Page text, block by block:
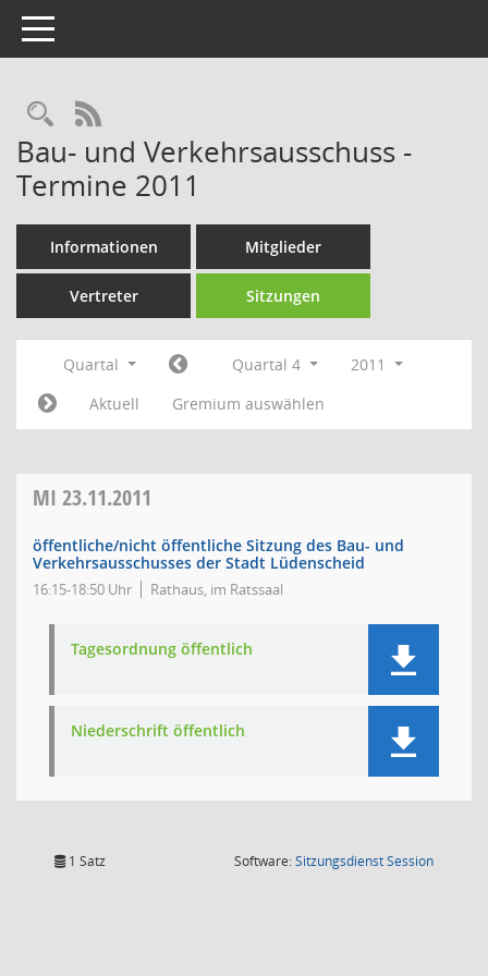
Toggle navigation
Rechercheauswahl
RSS-Feed
Bau- und Verkehrsausschuss -
Termine 2011
Informationen Mitglieder
Vertreter Sitzungen
Quartal Quartal 4
2011
Aktuell
Gremium auswählen
MI 23.11.2011
öffentliche/nicht öffentliche Sitzung des Bau- und
Verkehrsausschusses der Stadt Lüdenscheid
16:15-18:50 Uhr Rathaus, im Ratssaal
Tagesordnung öffentlich
Niederschrift öffentlich
1 Satz Software:SitzungsdienstSession(Wird in